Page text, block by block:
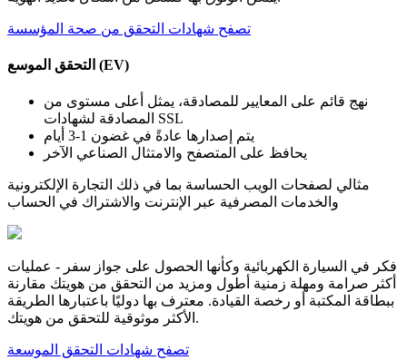
تصفح شهادات التحقق من صحة المؤسسة
التحقق الموسع (EV)
نهج قائم على المعايير للمصادقة، يمثل أعلى مستوى من
المصادقة لشهادات SSL
يتم إصدارها عادةً في غضون 1-3 أيام
يحافظ على المتصفح والامتثال الصناعي الآخر
مثالي لصفحات الويب الحساسة بما في ذلك التجارة الإلكترونية
والخدمات المصرفية عبر الإنترنت والاشتراك في الحساب
فكر في السيارة الكهربائية وكأنها الحصول على جواز سفر - عمليات
أكثر صرامة ومهلة زمنية أطول ومزيد من التحقق من هويتك مقارنة
ببطاقة المكتبة أو رخصة القيادة. معترف بها دوليًا باعتبارها الطريقة
الأكثر موثوقية للتحقق من هويتك.
تصفح شهادات التحقق الموسعة